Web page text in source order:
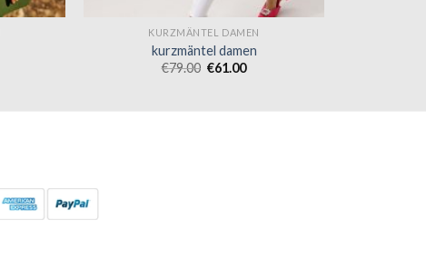
KURZMÄNTEL DAMEN
kurzmäntel damen
€79.00 €61.00